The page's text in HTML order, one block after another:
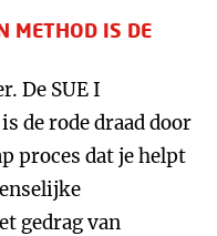
METHOD IS DE
De SUE I
de rode draad door
proces dat je helpt
gedrag van